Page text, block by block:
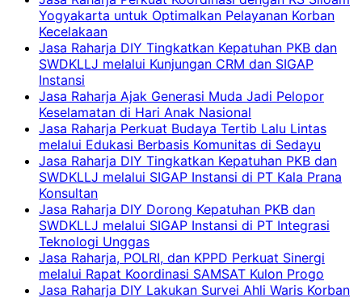
Yogyakarta untuk Optimalkan Pelayanan Korban
Kecelakaan
Jasa Raharja DIY Tingkatkan Kepatuhan PKB dan
SWDKLLJ melalui Kunjungan CRM dan SIGAP
Instansi
Jasa Raharja Ajak Generasi Muda Jadi Pelopor
Keselamatan di Hari Anak Nasional
Jasa Raharja Perkuat Budaya Tertib Lalu Lintas
melalui Edukasi Berbasis Komunitas di Sedayu
Jasa Raharja DIY Tingkatkan Kepatuhan PKB dan
SWDKLLJ melalui SIGAP Instansi di PT Kala Prana
Konsultan
Jasa Raharja DIY Dorong Kepatuhan PKB dan
SWDKLLJ melalui SIGAP Instansi di PT Integrasi
Teknologi Unggas
Jasa Raharja, POLRI, dan KPPD Perkuat Sinergi
melalui Rapat Koordinasi SAMSAT Kulon Progo
Jasa Raharja DIY Lakukan Survei Ahli Waris Korban